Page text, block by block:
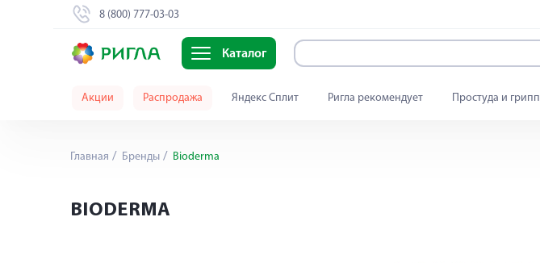
8 (800) 777-03-03
Каталог
Акции Распродажа Яндекс Сплит Ригла рекомендует Простуда и грипп
Главная Бренды Bioderma
BIODERMA